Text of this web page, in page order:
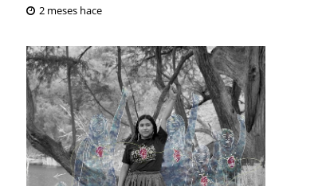
2 meses hace